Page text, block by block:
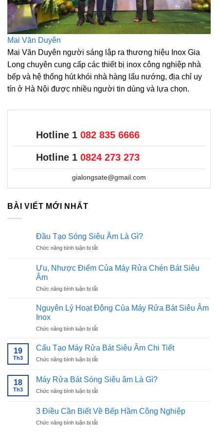
Mai Văn Duyên
Mai Văn Duyên người sáng lập ra thương hiệu Inox Gia
Long chuyên cung cấp các thiết bị inox công nghiệp nhà
bếp và hệ thống hút khói nhà hàng lẩu nướng, địa chỉ uy
tín ở Hà Nội được nhiều người tin dùng và lựa chọn.
Hotline 1 082 835 6666
Hotline 1 0824 273 273
gialongsate@gmail.com
BÀI VIẾT MỚI NHẤT
Đầu Tạo Sóng Siêu Âm Là Gì?
Chức năng bình luận bị tắtở
Tạo
Sóng
Âm
Gì?
Ưu, Nhược Điểm Của Máy Rửa Chén Bát Siêu
Âm
Chức năng bình luận bị tắtở
Nhược
Điểm
Máy
Chén
Siêu
Nguyên Lý Hoạt Động Của Máy Rửa Bát Siêu Âm
Inox
Chức năng bình luận bị tắtở
Lý
Động
Máy
Bát
Âm
19
Th3
Cấu Tạo Máy Rửa Bát Siêu Âm Chi Tiết
Chức năng bình luận bị tắtở
Tạo
Máy
Rửa
Siêu
Chi
18
Th3
Máy Rửa Bát Sóng Siêu âm Là Gì?
Chức năng bình luận bị tắtở
Rửa
Bát
Sóng
3 Điều Cần Biết Về Bếp Hầm Công Nghiệp
Chức năng bình luận bị tắtở